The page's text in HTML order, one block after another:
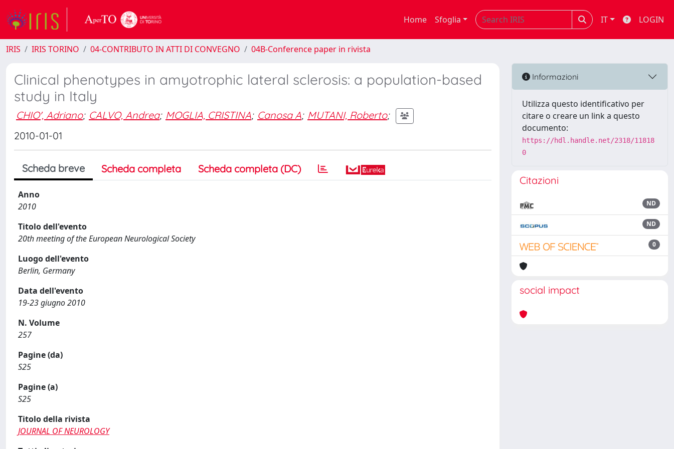
Home Sfoglia IT LOGIN
IRIS IRIS TORINO 04-CONTRIBUTO IN ATTI DI CONVEGNO 04B-Conference paper in rivista
Clinical phenotypes in amyotrophic lateral sclerosis: a population-based
study in Italy
CHIO', Adriano; CALVO, Andrea; MOGLIA, CRISTINA; Canosa A; MUTANI, Roberto;
2010-01-01
Scheda breve Scheda completa Scheda completa (DC)
Anno
2010
Titolo dell'evento
20th meeting of the European Neurological Society
Luogo dell'evento
Berlin, Germany
Data dell'evento
19-23 giugno 2010
N. Volume
257
Pagine (da)
S25
Pagine (a)
S25
Titolo della rivista
JOURNAL OF NEUROLOGY
Informazioni
Utilizza questo identificativo per
citare o creare un link a questo
documento:
https://hdl.handle.net/2318/11818
0
Citazioni
ND
ND
0
social impact